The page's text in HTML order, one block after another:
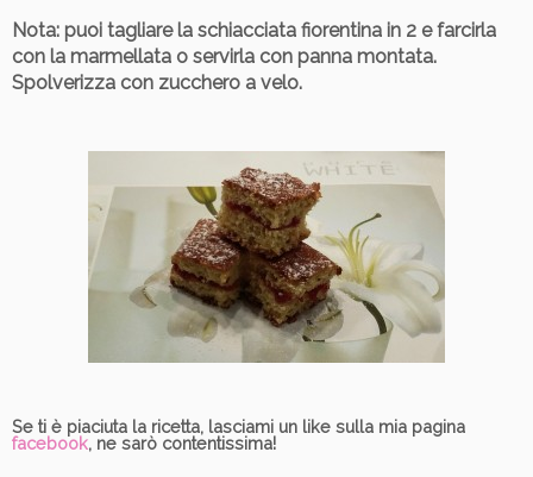
Nota: puoi tagliare la schiacciata fiorentina in 2 e farcirla
con la marmellata o servirla con panna montata.
Spolverizza con zucchero a velo.
Se ti è piaciuta la ricetta, lasciami un like sulla mia pagina
facebook, ne sarò contentissima!